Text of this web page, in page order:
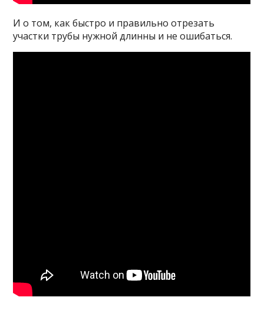
И о том, как быстро и правильно отрезать
участки трубы нужной длинны и не ошибаться.